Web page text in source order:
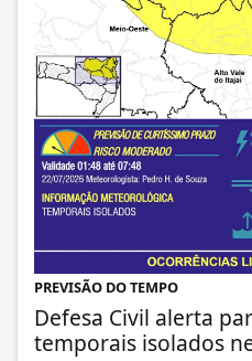
PREVISÃO DO TEMPO
Defesa Civil alerta
temporais isolados